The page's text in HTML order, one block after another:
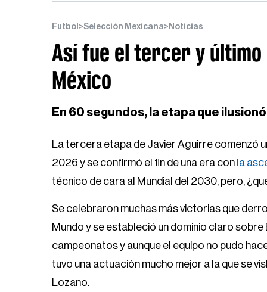
Futbol >Selección Mexicana> Noticias
Así fue el tercer y
México
En 60 segundos, la etapa que
La tercera etapa de Javier Aguirre comenzó
2026 y se confirmó el fin de una era con la
técnico de cara al Mundial del 2030, pero,
Se celebraron muchas más victorias que
Mundo y se estableció un dominio claro
campeonatos y aunque el equipo no pudo
tuvo una actuación mucho mejor a la que se
Lozano.